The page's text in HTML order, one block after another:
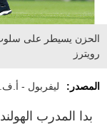
الحزن يسيطر على سلوت
رويترز
المصدر: ليفربول -
بدا المدرب